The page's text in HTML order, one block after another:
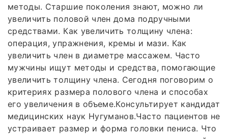
методы. Старшие поколения знают, можно ли
увеличить половой член дома подручными
средствами. Как увеличить толщину члена:
операция, упражнения, кремы и мази. Как
увеличить член в диаметре массажем. Часто
мужчины ищут методы и средства, помогающие
увеличить толщину члена. Сегодня поговорим о
критериях размера полового члена и способах
его увеличения в объеме.Консультирует кандидат
медицинских наук Нугуманов.Часто пациентов не
устраивает размер и форма головки пениса. Что